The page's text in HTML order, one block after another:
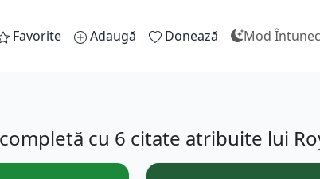
Favorite Adaugă Donează Mod
cu 6 citate atribuite lui